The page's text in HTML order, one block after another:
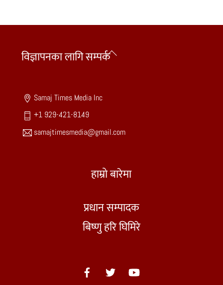
Back
विज्ञापनका लागि सम्पर्क
Samaj Times Media Inc
+1 929-421-8149
samajtimesmedia@gmail.com
हाम्रो बारेमा
प्रधान सम्पादक
बिष्णु हरि घिमिरे